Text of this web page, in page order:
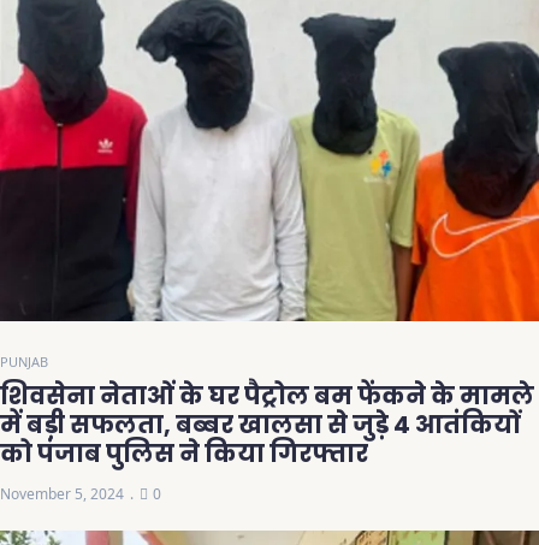
PUNJAB
शिवसेना नेताओं के घर पैट्रोल बम फेंकने के मामले
में बड़ी सफलता, बब्बर खालसा से जुड़े 4 आतंकियों
को पंजाब पुलिस ने किया गिरफ्तार
November 5, 2024 0